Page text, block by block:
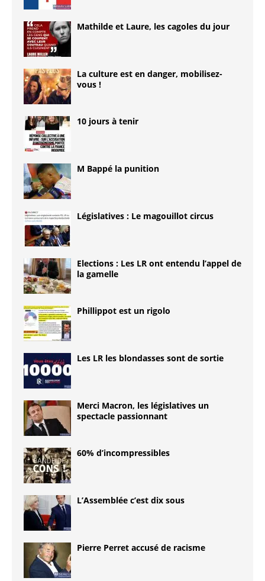
Mathilde et Laure, les cagoles du jour
La culture est en danger, mobilisez-
vous !
10 jours à tenir
M Bappé la punition
Législatives : Le magouillot circus
Elections : Les LR ont entendu l’appel de
la gamelle
Phillippot est un rigolo
Les LR les blondasses sont de sortie
Merci Macron, les législatives un
spectacle passionnant
60% d’incompressibles
L’Assemblée c’est dix sous
Pierre Perret accusé de racisme